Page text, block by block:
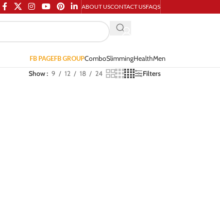
ABOUT USCONTACT USFAQS
FB PAGEFB GROUPComboSlimmingHealthMen
Show 9 12 18 24 Filters